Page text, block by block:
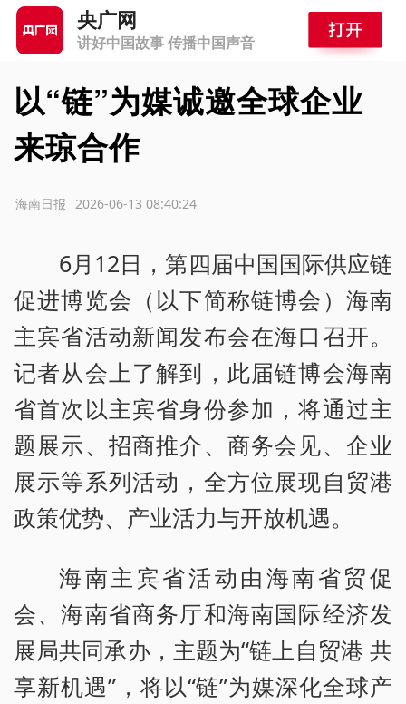
央广网
讲好中国故事 传播中国声音
以“链”为媒诚邀全球企业
来琼合作
2026-06-13 08:40:24
海南日报
6月12日，第四届中国国际供应链
促进博览会（以下简称链博会）海南
主宾省活动新闻发布会在海口召开。
记者从会上了解到，此届链博会海南
省首次以主宾省身份参加，将通过主
题展示、招商推介、商务会见、企业
展示等系列活动，全方位展现自贸港
政策优势、产业活力与开放机遇。
海南主宾省活动由海南省贸促
会、海南省商务厅和海南国际经济发
展局共同承办，主题为“链上自贸港 共
享新机遇”，将以“链”为媒深化全球产